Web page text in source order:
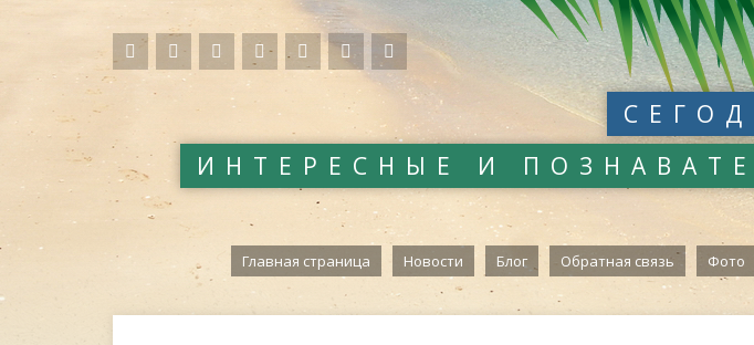
ИНТЕРЕСНЫЕ И
Главная страница Новости Блог Обратная связь Фото